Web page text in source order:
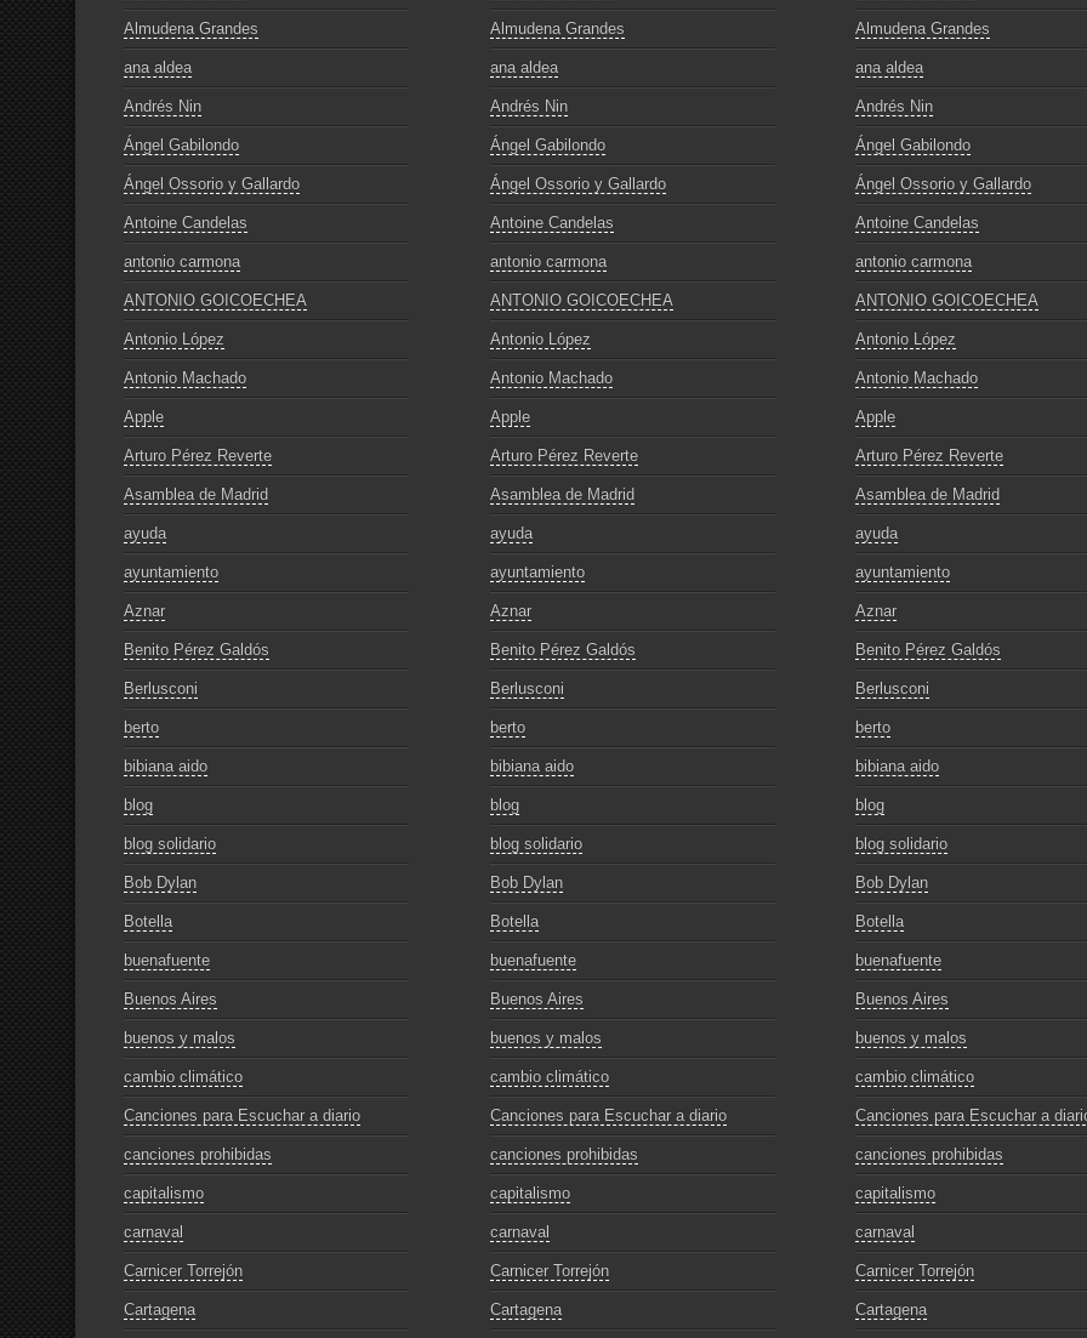
Almudena Grandes
ana aldea
Andrés Nin
Ángel Gabilondo
Ángel Ossorio y Gallardo
Antoine Candelas
antonio carmona
ANTONIO GOICOECHEA
Antonio López
Antonio Machado
Apple
Arturo Pérez Reverte
Asamblea de Madrid
ayuda
ayuntamiento
Aznar
Benito Pérez Galdós
Berlusconi
berto
bibiana aido
blog
blog solidario
Bob Dylan
Botella
buenafuente
Buenos Aires
buenos y malos
cambio climático
Canciones para Escuchar a diario
canciones prohibidas
capitalismo
carnaval
Carnicer Torrejón
Cartagena
Almudena Grandes
ana aldea
Andrés Nin
Ángel Gabilondo
Ángel Ossorio y Gallardo
Antoine Candelas
antonio carmona
ANTONIO GOICOECHEA
Antonio López
Antonio Machado
Apple
Arturo Pérez Reverte
Asamblea de Madrid
ayuda
ayuntamiento
Aznar
Benito Pérez Galdós
Berlusconi
berto
bibiana aido
blog
blog solidario
Bob Dylan
Botella
buenafuente
Buenos Aires
buenos y malos
cambio climático
Canciones para Escuchar a diario
canciones prohibidas
capitalismo
carnaval
Carnicer Torrejón
Cartagena
Almudena Grandes
ana aldea
Andrés Nin
Ángel Gabilondo
Ángel Ossorio y Gallardo
Antoine Candelas
antonio carmona
ANTONIO GOICOECHEA
Antonio López
Antonio Machado
Apple
Arturo Pérez Reverte
Asamblea de Madrid
ayuda
ayuntamiento
Aznar
Benito Pérez Galdós
Berlusconi
berto
bibiana aido
blog
blog solidario
Bob Dylan
Botella
buenafuente
Buenos Aires
buenos y malos
cambio climático
Canciones para Escuchar a
canciones prohibidas
capitalismo
carnaval
Carnicer Torrejón
Cartagena